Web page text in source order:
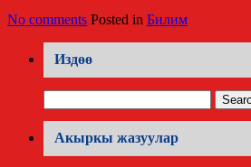
No comments Posted in Билим
Издөө
for:
Акыркы жазуулар